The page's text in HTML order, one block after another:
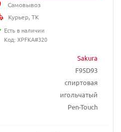
Sakura
F95D93
спиртовая
игольчатый
Pen-Touch
Самовывоз
Курьер, ТК
Есть в наличии
Код: XPFKA#320